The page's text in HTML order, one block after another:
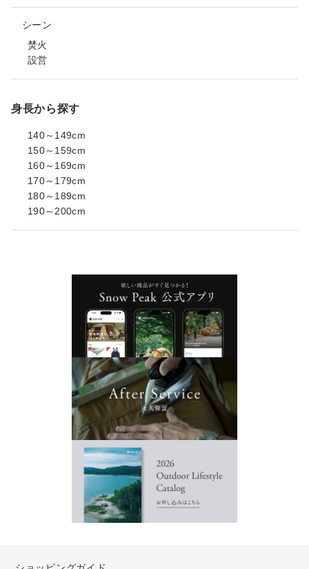
シーン
焚火
設営
身長から探す
140～149cm
150～159cm
160～169cm
170～179cm
180～189cm
190～200cm